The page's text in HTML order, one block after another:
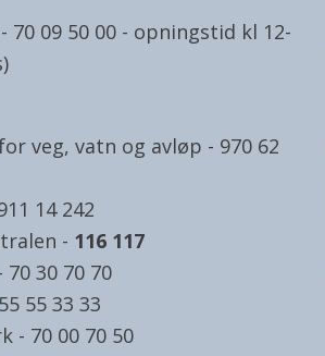
70 09 50 00 - opningstid kl 12-
veg, vatn og avløp - 970 62
14 242
- 116 117
30 70 70
55 33 33
- 70 00 70 50